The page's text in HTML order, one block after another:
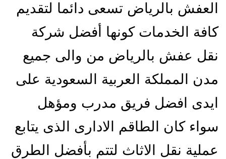
العفش بالرياض تسعى دائما لتقديم
كافة الخدمات كونها أفضل شركة
نقل عفش بالرياض من والى جميع
مدن المملكة العربية السعودية على
ايدى افضل فريق مدرب ومؤهل
سواء كان الطاقم الادارى الذى يتابع
عملية نقل الاثاث لتتم بأفضل الطرق